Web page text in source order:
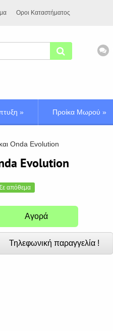
Οροι Καταστήματος
» Προίκα Μωρού »
Onda Evolution
Evolution
απόθεμα
Αγορά
Τηλεφωνική παραγγελία !